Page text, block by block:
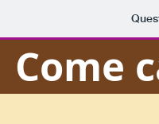
Come